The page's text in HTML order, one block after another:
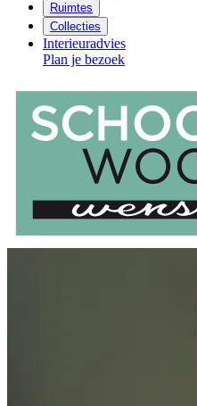
Ruimtes
Collecties
Interieuradvies
Plan je bezoek